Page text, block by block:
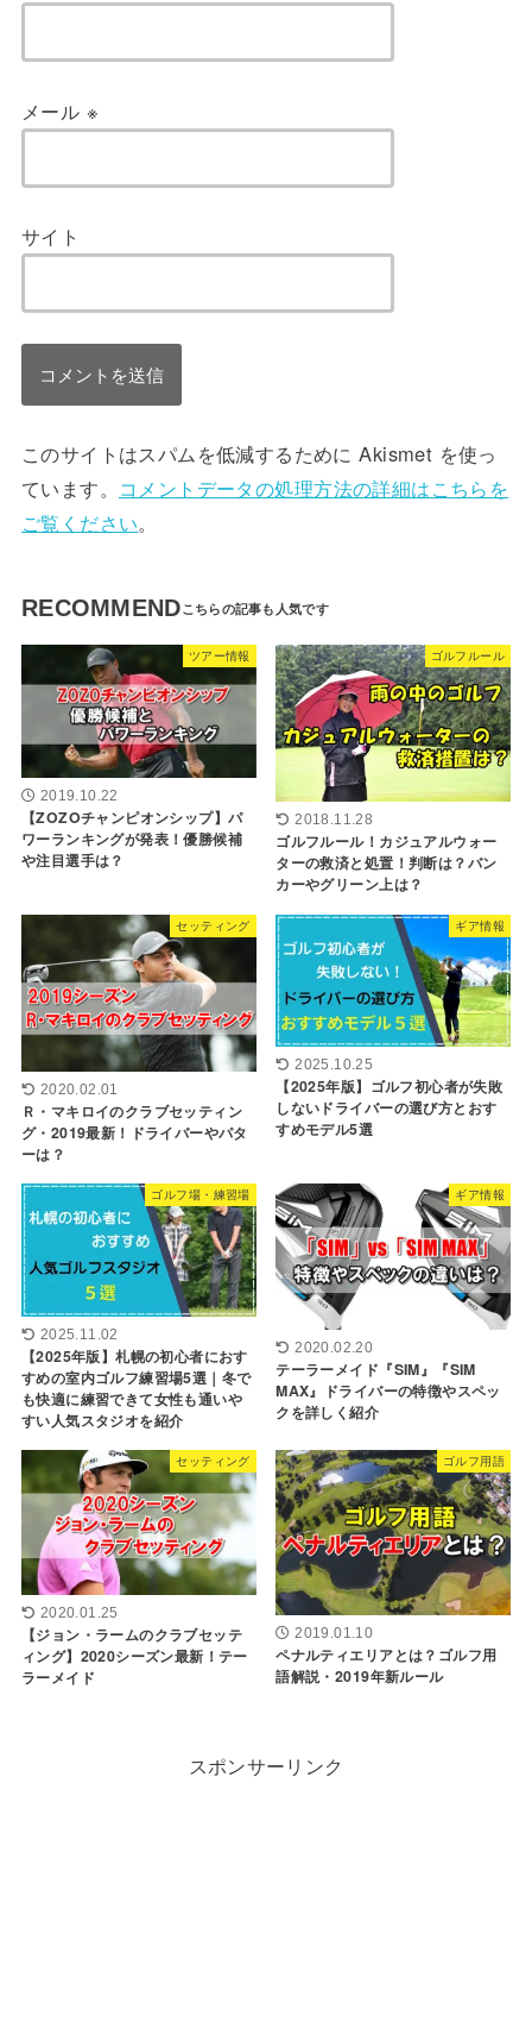
メール ※
サイト
このサイトはスパムを低減するために Akismet を使っ
ています。 コメントデータの処理方法の詳細はこちらを
ご覧ください。
RECOMMEND
ツアー情報
2019.10.22
【ZOZOチャンピオンシップ】パ
ワーランキングが発表！優勝候補
や注目選手は？
ゴルフルール
2018.11.28
ゴルフルール！カジュアルウォー
ターの救済と処置！判断は？バン
カーやグリーン上は？
セッティング
2020.02.01
Ｒ・マキロイのクラブセッティン
グ・2019最新！ドライバーやパタ
ーは？
ギア情報
2025.10.25
【2025年版】ゴルフ初心者が失敗
しないドライバーの選び方とおす
すめモデル5選
ゴルフ場・練習場
2025.11.02
【2025年版】札幌の初心者におす
すめの室内ゴルフ練習場5選｜冬で
も快適に練習できて女性も通いや
すい人気スタジオを紹介
ギア情報
2020.02.20
テーラーメイド『SIM』『SIM
MAX』ドライバーの特徴やスペッ
クを詳しく紹介
セッティング
2020.01.25
【ジョン・ラームのクラブセッテ
ィング】2020シーズン最新！テー
ラーメイド
ゴルフ用語
2019.01.10
ペナルティエリアとは？ゴルフ用
語解説・2019年新ルール
スポンサーリンク